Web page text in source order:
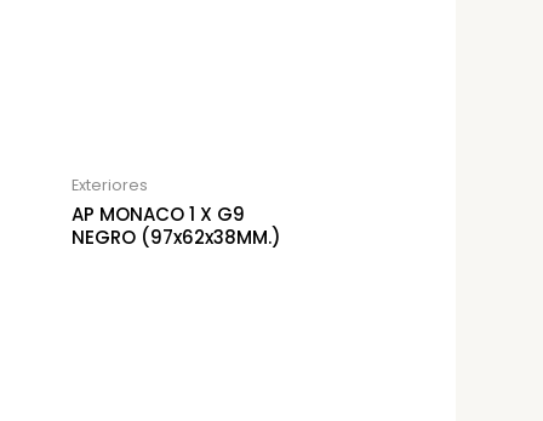
Exteriores
AP MONACO 1 X G9
NEGRO (97x62x38MM.)